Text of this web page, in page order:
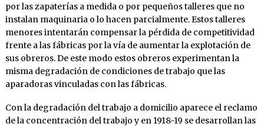
por las zapaterías a medida o por pequeños talleres que no
instalan maquinaria o lo hacen parcialmente. Estos talleres
menores intentarán compensar la pérdida de competitividad
frente a las fábricas por la vía de aumentar la explotación de
sus obreros. De este modo estos obreros experimentan la
misma degradación de condiciones de trabajo que las
aparadoras vinculadas con las fábricas.
Con la degradación del trabajo a domicilio aparece el reclamo
de la concentración del trabajo y en 1918-19 se desarrollan las